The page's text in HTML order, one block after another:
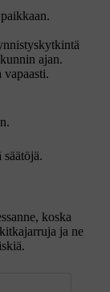
ajan.
koska
ja ne